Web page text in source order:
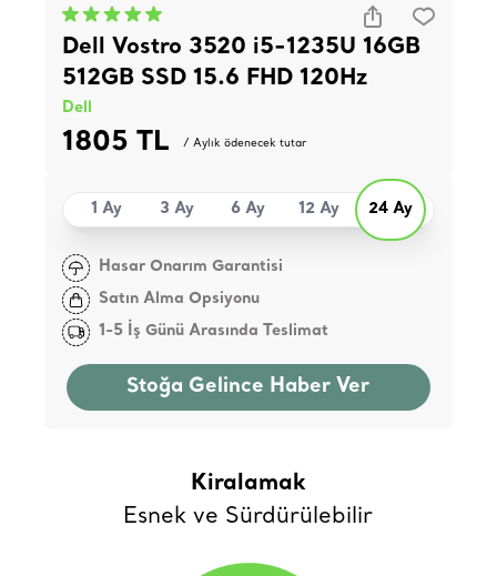
Dell Vostro 3520 i5-1235U 16GB
512GB SSD 15.6 FHD 120Hz
Dell
1805 TL / Aylık ödenecek tutar
1 Ay 3 Ay 6 Ay 12 Ay 24 Ay
Hasar Onarım Garantisi
Satın Alma Opsiyonu
1-5 İş Günü Arasında Teslimat
Stoğa Gelince Haber Ver
Kiralamak
Esnek ve Sürdürülebilir